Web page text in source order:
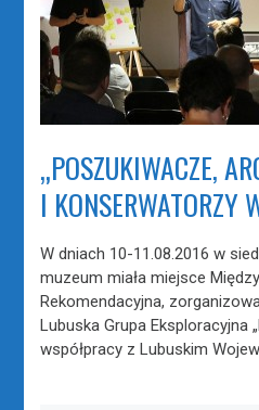
„POSZUKIWACZE,
I KONSERWATORZY
W dniach 10-11.08.2016 w
muzeum miała miejsce
Rekomendacyjna,
Lubuska Grupa Eksploracyjna
współpracy z Lubuskim